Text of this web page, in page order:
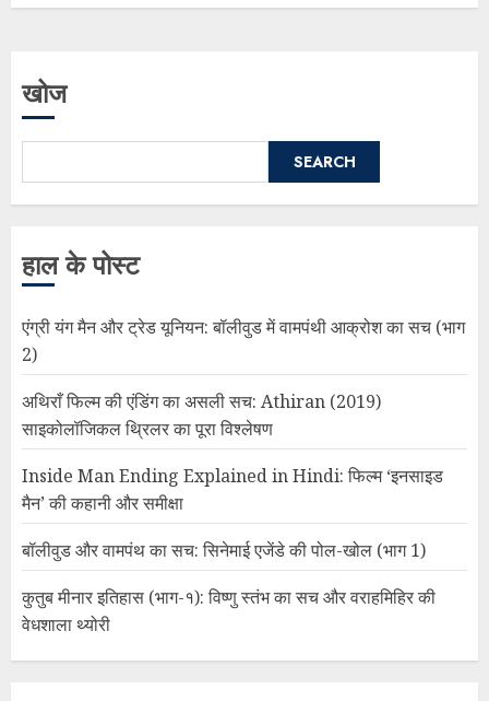
खोज
SEARCH
हाल के पोस्ट
एंग्री यंग मैन और ट्रेड यूनियन: बॉलीवुड में वामपंथी आक्रोश का सच (भाग
2)
अथिराँ फिल्म की एंडिंग का असली सच: Athiran (2019)
साइकोलॉजिकल थ्रिलर का पूरा विश्लेषण
Inside Man Ending Explained in Hindi: फिल्म ‘इनसाइड
मैन’ की कहानी और समीक्षा
बॉलीवुड और वामपंथ का सच: सिनेमाई एजेंडे की पोल-खोल (भाग 1)
कुतुब मीनार इतिहास (भाग-१): विष्णु स्तंभ का सच और वराहमिहिर की
वेधशाला थ्योरी